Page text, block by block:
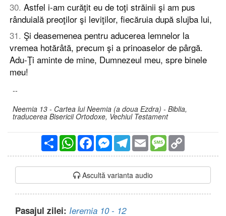
30. Astfel i-am curăţit eu de toţi străinii şi am pus
rânduială preoţilor şi leviţilor, fiecăruia după slujba lui,
31. Şi deasemenea pentru aducerea lemnelor la
vremea hotărâtă, precum şi a prinoaselor de pârgă.
Adu-Ţi aminte de mine, Dumnezeul meu, spre binele
meu!
--
Neemia 13 - Cartea lui Neemia (a doua Ezdra) - Biblia,
traducerea Bisericii Ortodoxe, Vechiul Testament
PartajareWhatsAppFacebookMessengerTelegram
Email Message
Ascultă varianta audio
Pasajul zilei: Ieremia 10 - 12